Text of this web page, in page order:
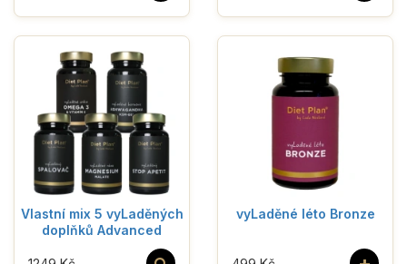
Vlastní mix 5 vyLaděných
doplňků Advanced
vyLaděné léto Bronze